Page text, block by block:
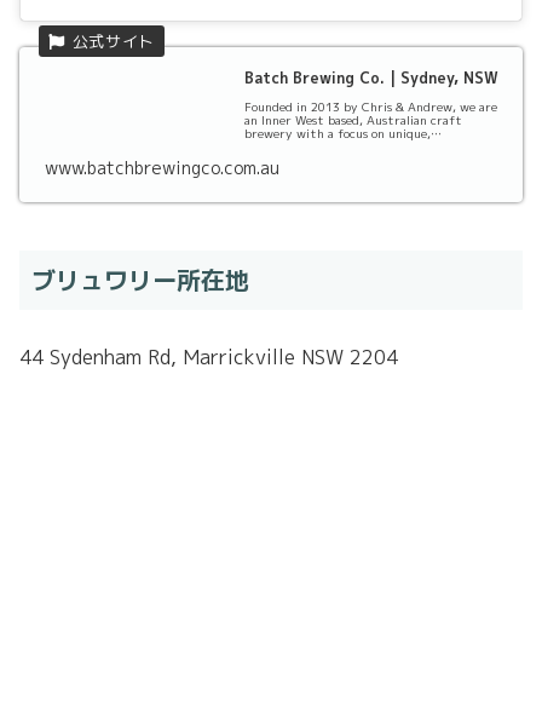
Batch Brewing Co. | Sydney, NSW
Founded in 2013 by Chris & Andrew, we are
an Inner West based, Australian craft
brewery with a focus on unique,
www.batchbrewingco.com.au
ブリュワリー所在地
44 Sydenham Rd, Marrickville NSW 2204